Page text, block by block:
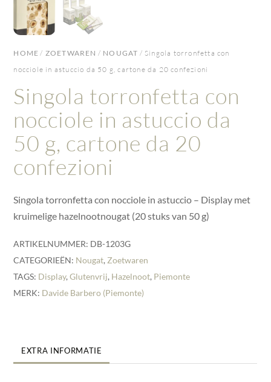
HOME / ZOETWAREN / NOUGAT / Singola torronfetta con
nocciole in astuccio da 50 g, cartone da 20 confezioni
Singola torronfetta con
nocciole in astuccio da
50 g, cartone da 20
confezioni
Singola torronfetta con nocciole in astuccio – Display met
kruimelige hazelnootnougat (20 stuks van 50 g)
ARTIKELNUMMER: DB-1203G
CATEGORIEËN: Nougat, Zoetwaren
TAGS: Display,Glutenvrij, Hazelnoot, Piemonte
MERK: Davide Barbero (Piemonte)
EXTRA INFORMATIE